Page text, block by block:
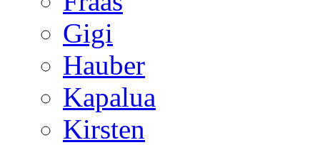
Gigi
Hauber
Kapalua
Kirsten